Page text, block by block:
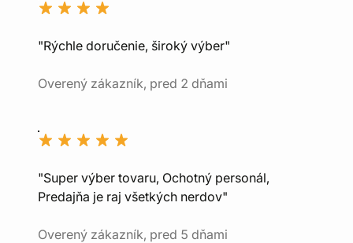
"Rýchle doručenie, široký výber"
Overený zákazník, pred 2 dňami
"Super výber tovaru, Ochotný personál,
Predajňa je raj všetkých nerdov"
Overený zákazník, pred 5 dňami